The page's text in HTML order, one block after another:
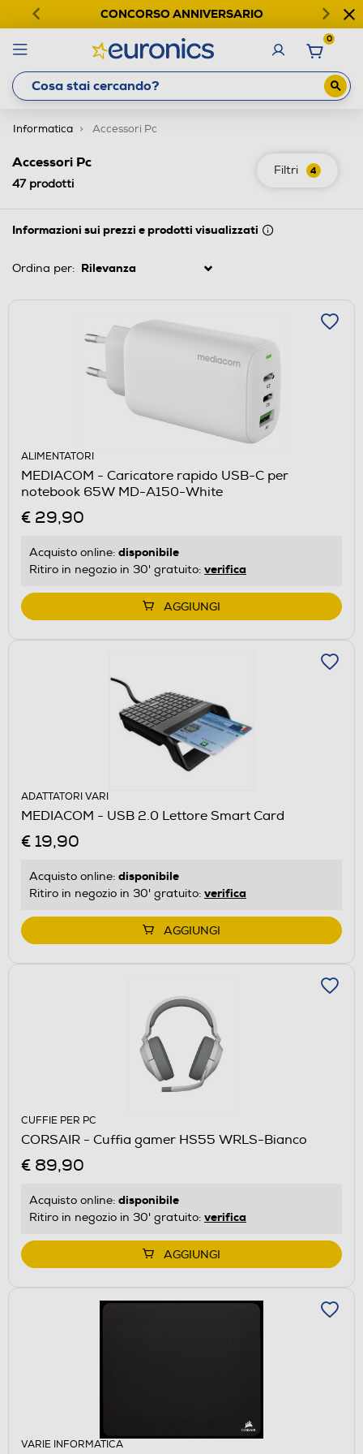
CONCORSO ANNIVERSARIO
0
Informatica Accessori Pc
Filtri 4
Accessori Pc
47prodotti
Informazioni sui prezzi e prodotti visualizzati
Ordina per:
ALIMENTATORI
MEDIACOM - Caricatore rapido USB-C per
notebook 65W MD-A150-White
€ 29,90
Acquisto online: disponibile
Ritiro in negozio in 30' gratuito: verifica
AGGIUNGI
ADATTATORI VARI
MEDIACOM - USB 2.0 Lettore Smart Card
€ 19,90
Acquisto online: disponibile
Ritiro in negozio in 30' gratuito: verifica
AGGIUNGI
CUFFIE PER PC
CORSAIR - Cuffia gamer HS55 WRLS-Bianco
€ 89,90
Acquisto online: disponibile
Ritiro in negozio in 30' gratuito: verifica
AGGIUNGI
VARIE INFORMATICA